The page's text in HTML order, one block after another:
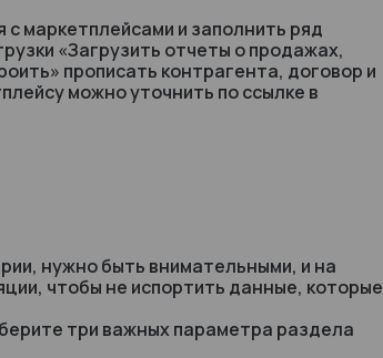
маркетплейсами и заполнить ряд
«Загрузить отчеты о продажах,
прописать контрагента, договор и
можно уточнить по ссылке в
нужно быть внимательными, и на
чтобы не испортить данные, которые
три важных параметра раздела